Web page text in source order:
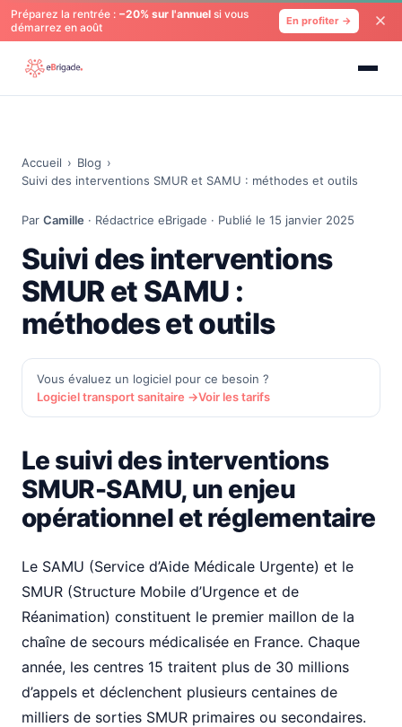
Préparez la rentrée : −20% sur l'annuel si vous
démarrez en août
En profiter →
Accueil › Blog ›
Suivi des interventions SMUR et SAMU : méthodes et outils
Par Camille · Rédactrice eBrigade · Publié le 15 janvier 2025
Suivi des interventions
SMUR et SAMU :
méthodes et outils
Vous évaluez un logiciel pour ce besoin ?
Logiciel transport sanitaire →Voir les tarifs
Le suivi des interventions
SMUR-SAMU, un enjeu
opérationnel et réglementaire
Le SAMU (Service d’Aide Médicale Urgente) et le
SMUR (Structure Mobile d’Urgence et de
Réanimation) constituent le premier maillon de la
chaîne de secours médicalisée en France. Chaque
année, les centres 15 traitent plus de 30 millions
d’appels et déclenchent plusieurs centaines de
milliers de sorties SMUR primaires ou secondaires.